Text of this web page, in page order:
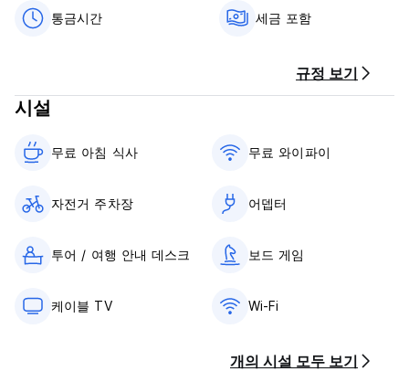
의 커뮤니티 공간, 요리를 하거나 냉장고에 무언가를 보관하고 싶
은 경우를 위한 주방, 숙소 전역에 TV 공간과 WIFI가 갖춰져 있습
취소 정책: 도착 72시간 전.
체크인은 13:00부터입니다.
도착 시 현금, 신용카드, 직불카드로 결제하세요.
세금이 포함되어 있습니다.
일반적인:
리셉션 서비스는 23:00까지 이용 가능합니다.
통금시간 세금 포함
규정 보기
시설
무료 아침 식사‎ 무료 와이파이
자전거 주차장 어뎁터
투어 / 여행 안내 데스크 보드 게임
케이블 TV Wi-Fi
개의 시설 모두 보기